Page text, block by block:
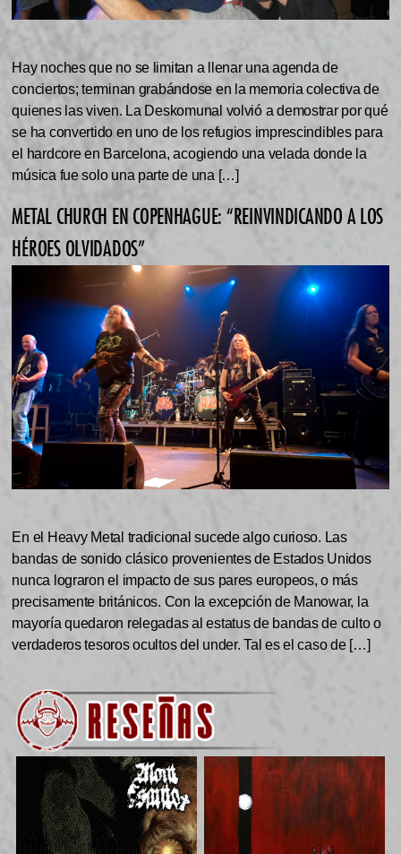
Hay noches que no se limitan a llenar una agenda de
conciertos; terminan grabándose en la memoria colectiva de
quienes las viven. La Deskomunal volvió a demostrar por qué
se ha convertido en uno de los refugios imprescindibles para
el hardcore en Barcelona, acogiendo una velada donde la
música fue solo una parte de una […]
METAL CHURCH EN COPENHAGUE: “REINVINDICANDO A LOS
HÉROES OLVIDADOS”
En el Heavy Metal tradicional sucede algo curioso. Las
bandas de sonido clásico provenientes de Estados Unidos
nunca lograron el impacto de sus pares europeos, o más
precisamente británicos. Con la excepción de Manowar, la
mayoría quedaron relegadas al estatus de bandas de culto o
verdaderos tesoros ocultos del under. Tal es el caso de […]